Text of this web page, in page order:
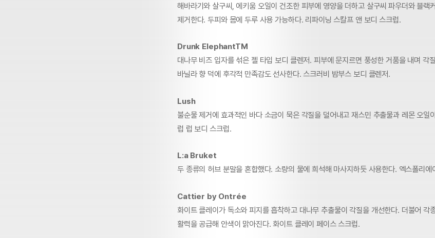
해바라기와 살구씨, 에키움 오일이 건조한 피부에 영양을 더하고 살구씨 파우더와 블랙
제거한다. 두피와 몸에 두루 사용 가능하다. 리파이닝 스칼프 앤 보디 스크럽.
Drunk ElephantTM
대나무 비즈 입자를 섞은 젤 타입 보디 클렌저. 피부에 문지르면 풍성한 거품을 내며 각
바닐라 향 덕에 후각적 만족감도 선사한다. 스크러비 밤부스 보디 클렌저.
Lush
불순물 제거에 효과적인 바다 소금이 묵은 각질을 덜어내고 재스민 추출물과 레몬 오일
럽 럽 보디 스크럽.
L:a Bruket
두 종류의 허브 분말을 혼합했다. 소량의 물에 희석해 마사지하듯 사용한다. 엑스폴리에
Cattier by Ontrée
화이트 클레이가 독소와 피지를 흡착하고 대나무 추출물이 각질을 개선한다. 더불어 각
활력을 공급해 안색이 맑아진다. 화이트 클레이 페이스 스크럽.